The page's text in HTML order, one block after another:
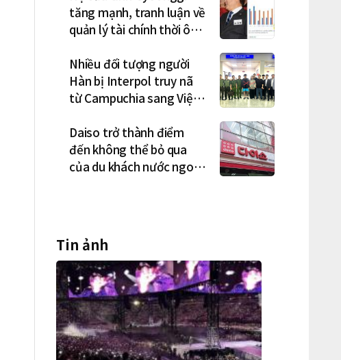
tăng mạnh, tranh luận về
quản lý tài chính thời ông
Nhiều đối tượng người
Hàn bị Interpol truy nã
từ Campuchia sang Việt
Daiso trở thành điểm
đến không thể bỏ qua
của du khách nước ngoài
Tin ảnh